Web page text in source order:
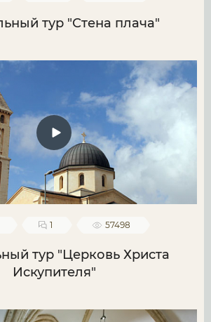
тур "Стена плача"
1 57498
тур "Церковь Христа
Искупителя"